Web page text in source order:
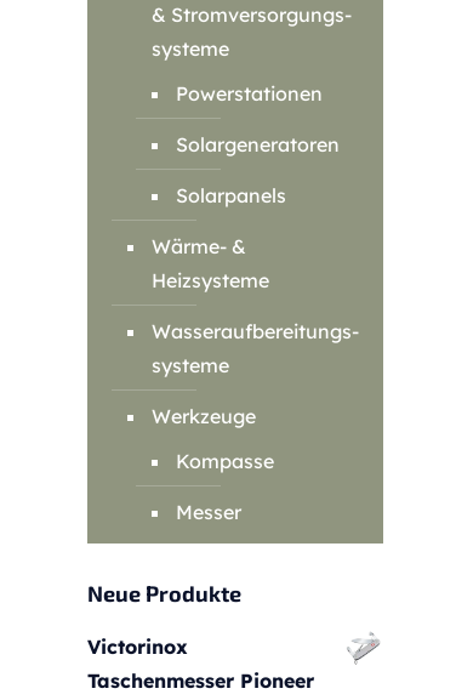
& Stromversorgungs-
systeme
Powerstationen
Solargeneratoren
Solarpanels
Wärme- &
Heizsysteme
Wasseraufbereitungs-
systeme
Werkzeuge
Kompasse
Messer
Neue Produkte
Victorinox
Taschenmesser Pioneer